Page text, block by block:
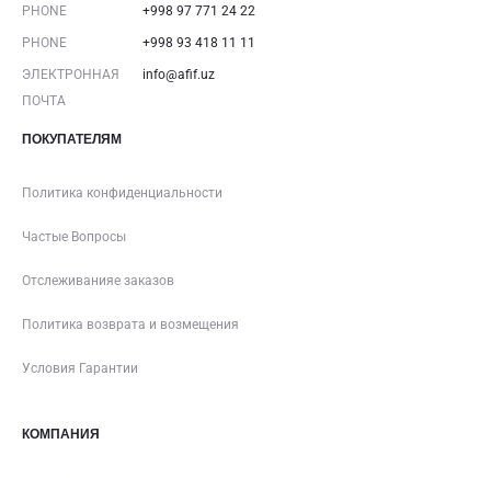
PHONE +998 97 771 24 22
PHONE +998 93 418 11 11
ЭЛЕКТРОННАЯ
ПОЧТА
info@afif.uz
ПОКУПАТЕЛЯМ
Политика конфиденциальности
Частые Вопросы
Отслеживанияе заказов
Политика возврата и возмещения
Условия Гарантии
КОМПАНИЯ